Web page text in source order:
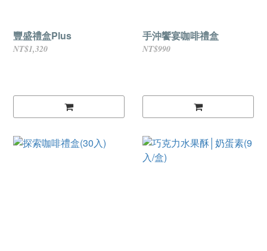
豐盛禮盒Plus
NT$1,320
手沖饗宴咖啡禮盒
NT$990